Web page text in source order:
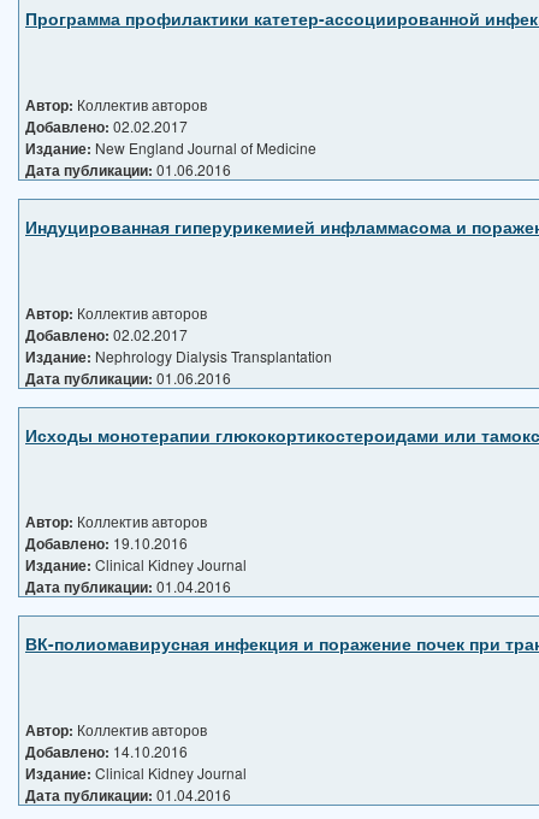
Программа профилактики катетер-ассоциированной
Автор: Коллектив авторов
Добавлено: 02.02.2017
Издание: New England Journal of Medicine
Дата публикации: 01.06.2016
Индуцированная гиперурикемией инфламмасома и
Автор: Коллектив авторов
Добавлено: 02.02.2017
Издание: Nephrology Dialysis Transplantation
Дата публикации: 01.06.2016
Исходы монотерапии глюкокортикостероидами или
Автор: Коллектив авторов
Добавлено: 19.10.2016
Издание: Clinical Kidney Journal
Дата публикации: 01.04.2016
ВК-полиомавирусная инфекция и поражение почек при
Автор: Коллектив авторов
Добавлено: 14.10.2016
Издание: Clinical Kidney Journal
Дата публикации: 01.04.2016